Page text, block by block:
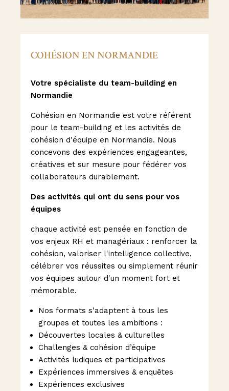
COHÉSION EN NORMANDIE
Votre spécialiste du team-building en
Normandie
Cohésion en Normandie est votre référent
pour le team-building et les activités de
cohésion d'équipe en Normandie. Nous
concevons des expériences engageantes,
créatives et sur mesure pour fédérer vos
collaborateurs durablement.
Des activités qui ont du sens pour vos
équipes
chaque activité est pensée en fonction de
vos enjeux RH et managériaux : renforcer la
cohésion, valoriser l'intelligence collective,
célébrer vos réussites ou simplement réunir
vos équipes autour d'un moment fort et
mémorable.
Nos formats s'adaptent à tous les
groupes et toutes les ambitions :
Découvertes locales & culturelles
Challenges & cohésion d’équipe
Activités ludiques et participatives
Expériences immersives & enquêtes
Expériences exclusives